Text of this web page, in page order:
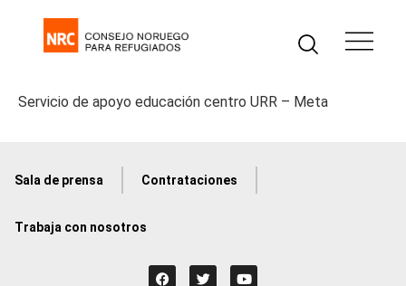
Servicio de apoyo educación centro URR – Meta
Sala de prensa Contrataciones
Trabaja con nosotros